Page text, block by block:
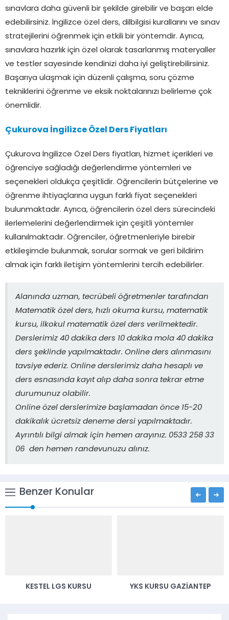
sınavlara daha güvenli bir şekilde girebilir ve başarı elde
edebilirsiniz. İngilizce özel ders, dilbilgisi kurallarını ve sınav
stratejilerini öğrenmek için etkili bir yöntemdir. Ayrıca,
sınavlara hazırlık için özel olarak tasarlanmış materyaller
ve testler sayesinde kendinizi daha iyi geliştirebilirsiniz.
Başarıya ulaşmak için düzenli çalışma, soru çözme
tekniklerini öğrenme ve eksik noktalarınızı belirleme çok
önemlidir.
Çukurova İngilizce Özel Ders Fiyatları
Çukurova İngilizce Özel Ders fiyatları, hizmet içerikleri ve
öğrenciye sağladığı değerlendirme yöntemleri ve
seçenekleri oldukça çeşitlidir. Öğrencilerin bütçelerine ve
öğrenme ihtiyaçlarına uygun farklı fiyat seçenekleri
bulunmaktadır. Ayrıca, öğrencilerin özel ders sürecindeki
ilerlemelerini değerlendirmek için çeşitli yöntemler
kullanılmaktadır. Öğrenciler, öğretmenleriyle birebir
etkileşimde bulunmak, sorular sormak ve geri bildirim
almak için farklı iletişim yöntemlerini tercih edebilirler.
Alanında uzman, tecrübeli öğretmenler tarafından
Matematik özel ders, hızlı okuma kursu, matematik
kursu, ilkokul matematik özel ders verilmektedir.
Derslerimiz 40 dakika ders 10 dakika mola 40 dakika
ders şeklinde yapılmaktadır. Online ders alınmasını
tavsiye ederiz. Online derslerimiz daha hesaplı ve
ders esnasında kayıt alıp daha sonra tekrar etme
durumunuz olabilir.
Online özel derslerimize başlamadan önce 15-20
dakikalık ücretsiz deneme dersi yapılmaktadır.
Ayrıntılı bilgi almak için hemen arayınız. 0533 258 33
06 den hemen randevunuzu alınız.
Benzer Konular
YKS KURSU GAZİANTEP MAÇKA LGS KURSU